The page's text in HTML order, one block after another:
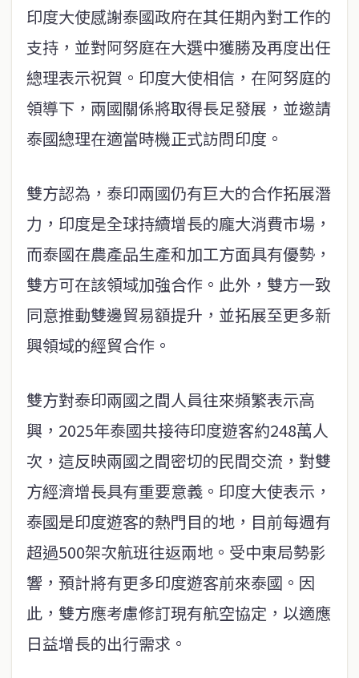
印度大使感謝泰國政府在其任期內對工作的
支持，並對阿努庭在大選中獲勝及再度出任
總理表示祝賀。印度大使相信，在阿努庭的
領導下，兩國關係將取得長足發展，並邀請
泰國總理在適當時機正式訪問印度。
雙方認為，泰印兩國仍有巨大的合作拓展潛
力，印度是全球持續增長的龐大消費市場，
而泰國在農產品生產和加工方面具有優勢，
雙方可在該領域加強合作。此外，雙方一致
同意推動雙邊貿易額提升，並拓展至更多新
興領域的經貿合作。
雙方對泰印兩國之間人員往來頻繁表示高
興，2025年泰國共接待印度遊客約248萬人
次，這反映兩國之間密切的民間交流，對雙
方經濟增長具有重要意義。印度大使表示，
泰國是印度遊客的熱門目的地，目前每週有
超過500架次航班往返兩地。受中東局勢影
響，預計將有更多印度遊客前來泰國。因
此，雙方應考慮修訂現有航空協定，以適應
日益增長的出行需求。